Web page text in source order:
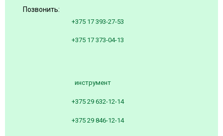
Позвонить:
+375 17 393-27-53
+375 17 373-04-13
инструмент
+375 29 632-12-14
+375 29 846-12-14